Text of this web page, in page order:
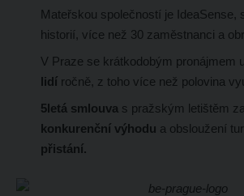
Mateřskou společností je IdeaSense,
historií, více než 30 zaměstnanci a
V Praze se krátkodobým pronájmem
lidíročně, z toho více než polovina
5letá smlouva s pražským letištěm
konkurenční výhodu a obsloužení
přistání.